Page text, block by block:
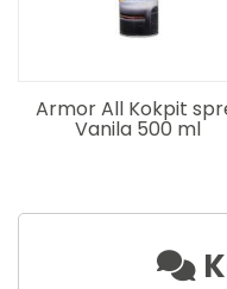
Armor All Kokpit
Vanila 500 ml